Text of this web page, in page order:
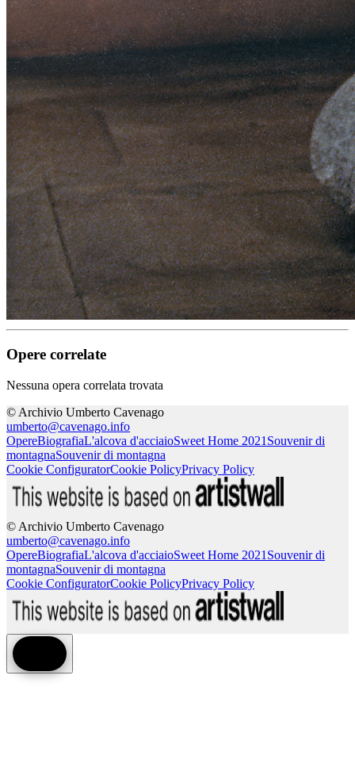
Opere correlate
Nessuna opera correlata trovata
© Archivio Umberto Cavenago
umberto@cavenago.info
OpereBiografiaL'alcova d'acciaioSweet Home 2021 Souvenir di
montagnaSouvenir di montagna
Cookie ConfiguratorCookie PolicyPrivacy Policy
© Archivio Umberto Cavenago
umberto@cavenago.info
OpereBiografiaL'alcova d'acciaioSweet Home 2021 Souvenir di
montagnaSouvenir di montagna
Cookie ConfiguratorCookie PolicyPrivacy Policy